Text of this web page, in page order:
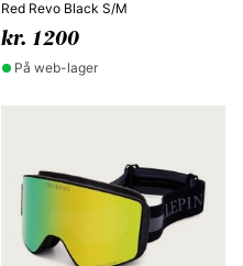
Red Revo Black S/M
kr. 1200
På web-lager